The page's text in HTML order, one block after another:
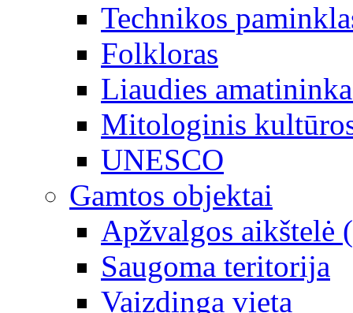
Technikos
Folkloras
Liaudies
Mitologinis
UNESCO
Gamtos objektai
Apžvalgos aikštelė
Saugoma teritorija
Vaizdinga vieta